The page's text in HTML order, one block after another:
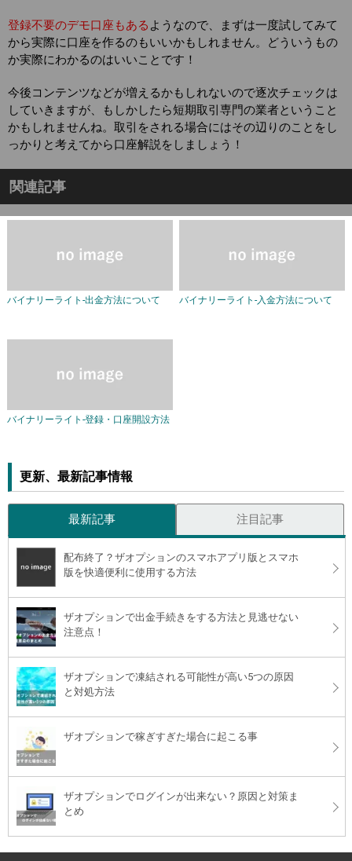
登録不要のデモ口座もある ようなので、まずは一度試してみて
から実際に口座を作るのもいいかもしれません。どういうもの
か実際にわかるのはいいことです！
今後コンテンツなどが増えるかもしれないので逐次チェックは
していきますが、もしかしたら短期取引専門の業者ということ
かもしれませんね。取引をされる場合にはその辺りのことをし
っかりと考えてから口座解説をしましょう！
関連記事
バイナリーライト-出金方法について バイナリーライト-入金方法について
バイナリーライト-登録・口座開設方法
更新、最新記事情報
最新記事 注目記事
配布終了？ザオプションのスマホアプリ版とスマホ
版を快適便利に使用する方法
ザオプションで出金手続きをする方法と見逃せない
注意点！
ザオプションで凍結される可能性が高い5つの原因
と対処方法
ザオプションで稼ぎすぎた場合に起こる事
ザオプションでログインが出来ない？原因と対策ま
とめ